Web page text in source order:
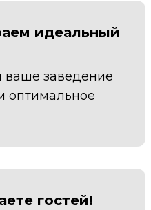
идеальный
ваше заведение
оптимальное
гостей!